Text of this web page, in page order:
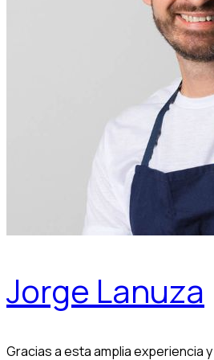
Jorge Lanuza
Gracias a esta amplia experiencia